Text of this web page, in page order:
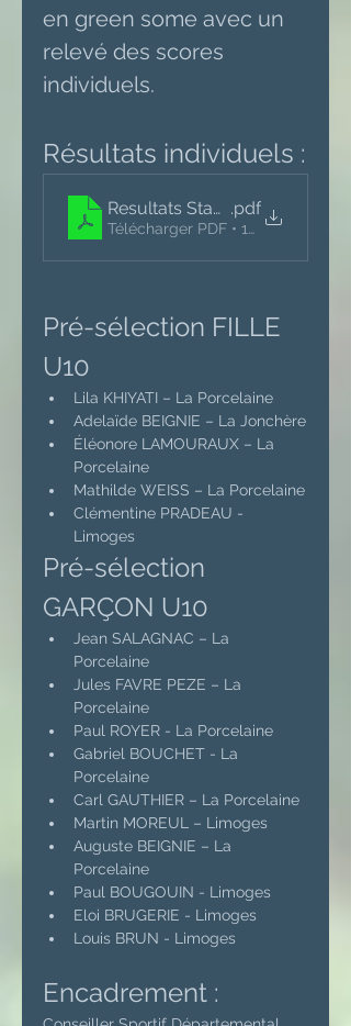
en green some avec un
relevé des scores
individuels.
Résultats individuels :
Resultats Stage U10 16-03-24
.pdf
Télécharger PDF • 102KB
Pré-sélection FILLE
U10
Lila KHIYATI – La Porcelaine
Adelaïde BEIGNIE – La Jonchère
Éléonore LAMOURAUX – La
Porcelaine
Mathilde WEISS – La Porcelaine
Clémentine PRADEAU -
Limoges
Pré-sélection
GARÇON U10
Jean SALAGNAC – La
Porcelaine
Jules FAVRE PEZE – La
Porcelaine
Paul ROYER - La Porcelaine
Gabriel BOUCHET - La
Porcelaine
Carl GAUTHIER – La Porcelaine
Martin MOREUL – Limoges
Auguste BEIGNIE – La
Porcelaine
Paul BOUGOUIN - Limoges
Eloi BRUGERIE - Limoges
Louis BRUN - Limoges
Encadrement :